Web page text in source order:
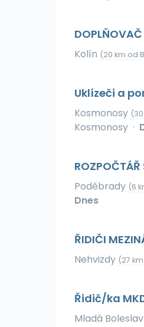
Kolín (20 km od
Uklízeči a
Kosmonosy
Kosmonosy ·
Poděbrady (6
Dnes
ŘIDIČI
Nehvizdy (27
Řidič/ka
Mladá Boleslav